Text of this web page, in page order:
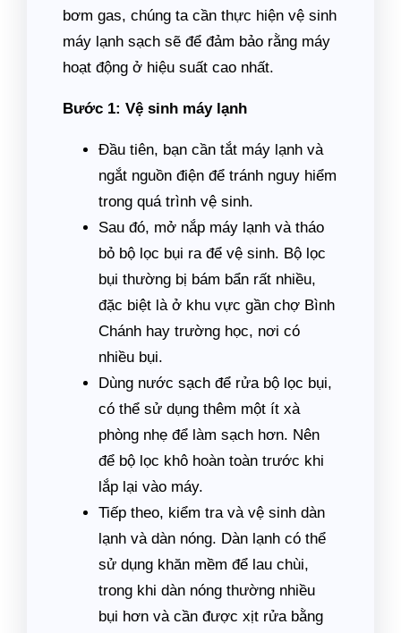
bơm gas, chúng ta cần thực hiện vệ sinh
máy lạnh sạch sẽ để đảm bảo rằng máy
hoạt động ở hiệu suất cao nhất.
Bước 1: Vệ sinh máy lạnh
Đầu tiên, bạn cần tắt máy lạnh và
ngắt nguồn điện để tránh nguy hiểm
trong quá trình vệ sinh.
Sau đó, mở nắp máy lạnh và tháo
bỏ bộ lọc bụi ra để vệ sinh. Bộ lọc
bụi thường bị bám bẩn rất nhiều,
đặc biệt là ở khu vực gần chợ Bình
Chánh hay trường học, nơi có
nhiều bụi.
Dùng nước sạch để rửa bộ lọc bụi,
có thể sử dụng thêm một ít xà
phòng nhẹ để làm sạch hơn. Nên
để bộ lọc khô hoàn toàn trước khi
lắp lại vào máy.
Tiếp theo, kiểm tra và vệ sinh dàn
lạnh và dàn nóng. Dàn lạnh có thể
sử dụng khăn mềm để lau chùi,
trong khi dàn nóng thường nhiều
bụi hơn và cần được xịt rửa bằng